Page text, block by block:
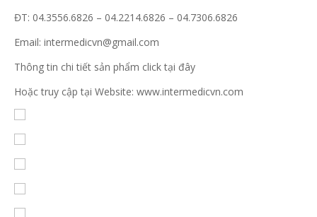
ĐT: 04.3556.6826 – 04.2214.6826 – 04.7306.6826
Email: intermedicvn@gmail.com
Thông tin chi tiết sản phẩm click tại đây
Hoặc truy cập tại Website: www.intermedicvn.com